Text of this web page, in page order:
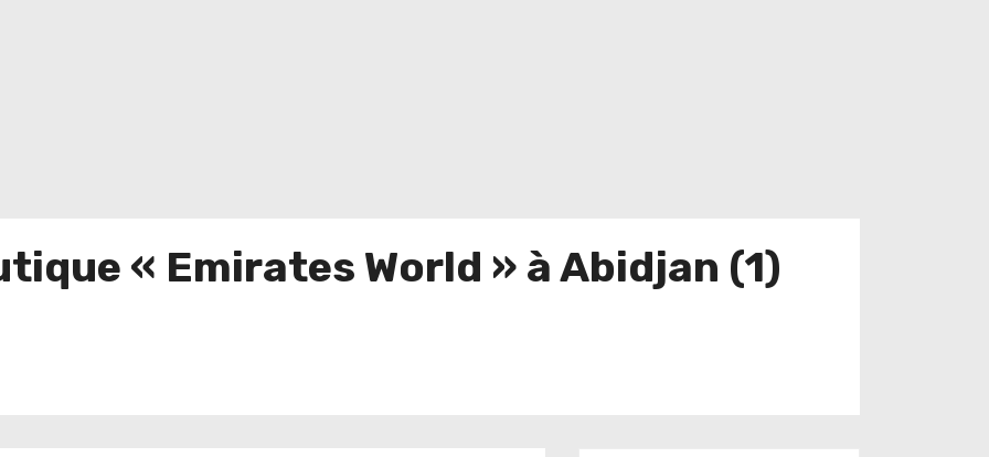
« Emirates World » à Abidjan (1)